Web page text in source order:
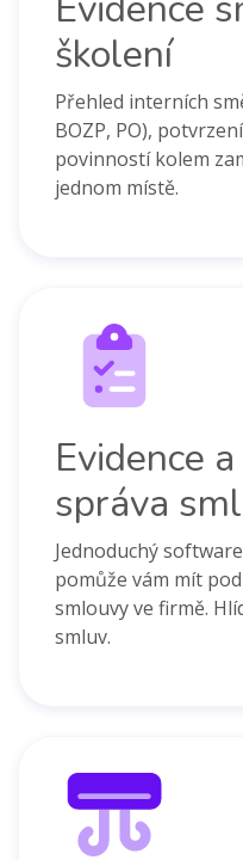
školení
Přehled interních
BOZP, PO),
povinností kolem
jednom místě.
Evidence a
správa
Jednoduchý
pomůže vám mít
smlouvy ve firmě.
smluv.